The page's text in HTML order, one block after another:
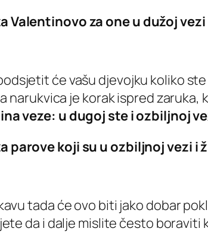
Valentinovo za one u dužoj vezi
će vašu djevojku koliko
narukvica je korak ispred
veze: u dugoj ste i ozbiljnoj
parove koji su u ozbiljnoj vezi i
tada će ovo biti jako dobar
da i dalje mislite često boraviti